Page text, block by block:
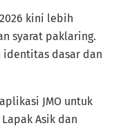
2026 kini lebih
syarat paklaring.
identitas dasar dan
JMO untuk
Asik dan